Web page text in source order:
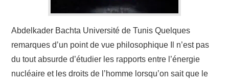
Abdelkader Bachta Université de Tunis Quelques
remarques d’un point de vue philosophique Il n’est pas
du tout absurde d’étudier les rapports entre l’énergie
nucléaire et les droits de l’homme lorsqu’on sait que le